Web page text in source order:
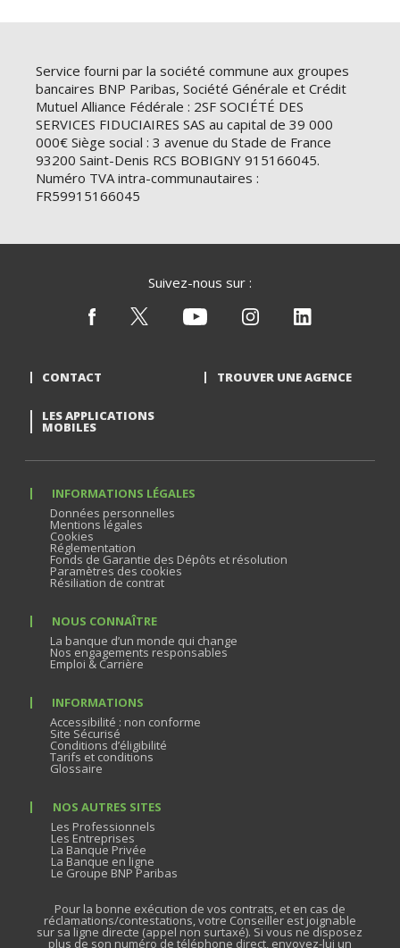
Service fourni par la société commune aux groupes
bancaires BNP Paribas, Société Générale et Crédit
Mutuel Alliance Fédérale : 2SF SOCIÉTÉ DES
SERVICES FIDUCIAIRES SAS au capital de 39 000
000€ Siège social : 3 avenue du Stade de France
93200 Saint-Denis RCS BOBIGNY 915166045.
Numéro TVA intra-communautaires :
FR59915166045
Suivez-nous sur :
CONTACT TROUVER UNE AGENCE
LES APPLICATIONS
MOBILES
INFORMATIONS LÉGALES
Données personnelles
Mentions légales
Cookies
Réglementation
Fonds de Garantie des Dépôts et résolution
Paramètres des cookies
Résiliation de contrat
NOUS CONNAÎTRE
La banque d’un monde qui change
Nos engagements responsables
Emploi & Carrière
INFORMATIONS
Accessibilité : non conforme
Site Sécurisé
Conditions d’éligibilité
Tarifs et conditions
Glossaire
NOS AUTRES SITES
Les Professionnels
Les Entreprises
La Banque Privée
La Banque en ligne
Le Groupe BNP Paribas
Pour la bonne exécution de vos contrats, et en cas de
réclamations/contestations, votre Conseiller est joignable
sur sa ligne directe (appel non surtaxé). Si vous ne disposez
plus de son numéro de téléphone direct, envoyez-lui un